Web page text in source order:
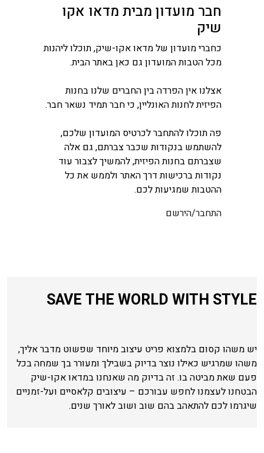
חבר מועדון מבית מדאו אקו
שיק
כחברי מועדון של מדאו אקו-שיק, תוכלו ליהנות
מכל הטבות המועדון גם כאן באתר הבית.
אצלנו אין הפרדה בין החברים שלנו בחנות
הפיזית לחנות האונליין, כי חבר תמיד נשאר חבר.
פה תוכלו להתחבר לכרטיס המועדון שלכם,
להשתמש בנקודות שכבר צברתם, גם אלה
שצברתם בחנות הפיזית, להמשיך לצבור עוד
נקודות ברכישות דרך האתר ולממש את כל
ההטבות שמגיעות לכם.
התחבר/הירשם
SAVE THE WORLD WITH STYLE
יש משהו קסום בלמצוא פריט עיצוב מיוחד שפשוט מדבר אליך,
משהו שמרגיש כאילו נוצר בדיוק בשבילך ומעורר בך שמחה בכל
פעם שאת מביטה בו. זה בדיוק מה שאנחנו במדאו אקו-שיק
הבטחנו לעצמנו לחפש עבורכם – עיצובים קלאסיים ועל-זמניים
שיגרמו לכם להתאהב בהם שוב ושוב לאורך שנים.